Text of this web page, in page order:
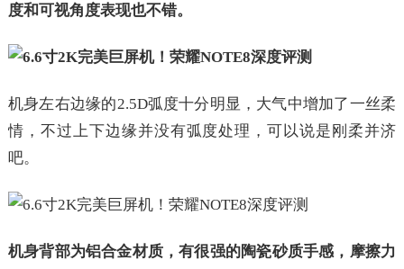
度和可视角度表现也不错。
机身左右边缘的2.5D弧度十分明显，大气中增加了一丝柔
情，不过上下边缘并没有弧度处理，可以说是刚柔并济
吧。
机身背部为铝合金材质，有很强的陶瓷砂质手感，摩擦力